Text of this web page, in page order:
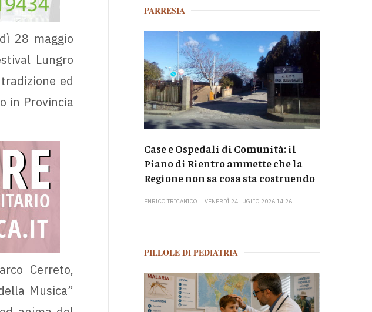
28 maggio
Lungro
ed
in Provincia
Cerreto,
Musica”
PARRESIA
Case e Ospedali di Comunità: il
Piano di Rientro ammette che la
Regione non sa cosa sta costruendo
ENRICO TRICANICO VENERDÌ 24 LUGLIO 2026 14:26
PILLOLE DI PEDIATRIA